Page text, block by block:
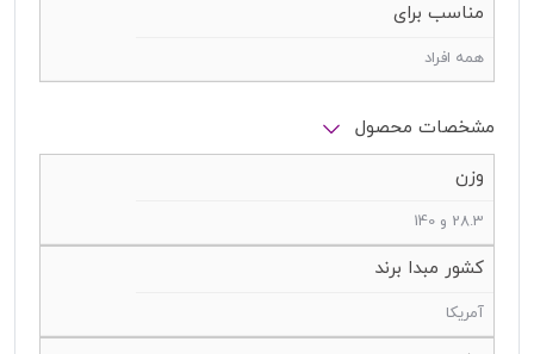
مناسب برای
همه افراد
مشخصات محصول
وزن
28.3 و 140
کشور مبدا برند
آمریکا